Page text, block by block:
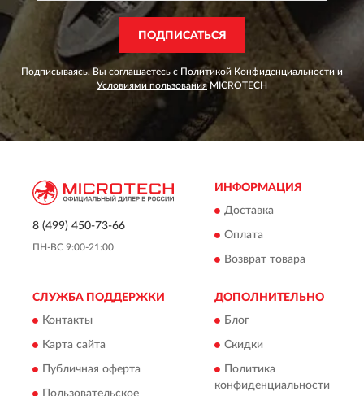
ПОДПИСАТЬСЯ
Подписываясь, Вы соглашаетесь с Политикой Конфиденциальности и
Условиями пользованияMICROTECH
8 (499) 450-73-66
ПН-ВС 9:00-21:00
ИНФОРМАЦИЯ
Доставка
Оплата
Возврат товара
СЛУЖБА ПОДДЕРЖКИ
Контакты
Карта сайта
Публичная оферта
Пользовательское
ДОПОЛНИТЕЛЬНО
Блог
Скидки
Политика
конфиденциальности